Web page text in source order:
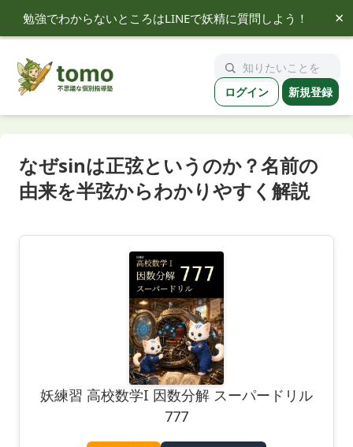
勉強でわからないところはLINEで妖精に質問しよう！ ×
tomo ログイン 新規登録
なぜsinは正弦というのか？名前の
由来を半弦からわかりやすく解説
妖練習 高校数学I 因数分解 スーパードリル
777